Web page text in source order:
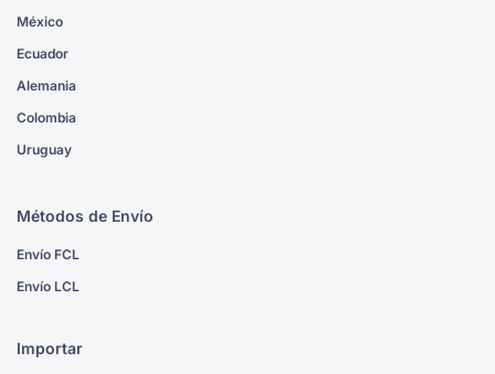
México
Ecuador
Alemania
Colombia
Uruguay
Métodos de Envío
Envío FCL
Envío LCL
Importar